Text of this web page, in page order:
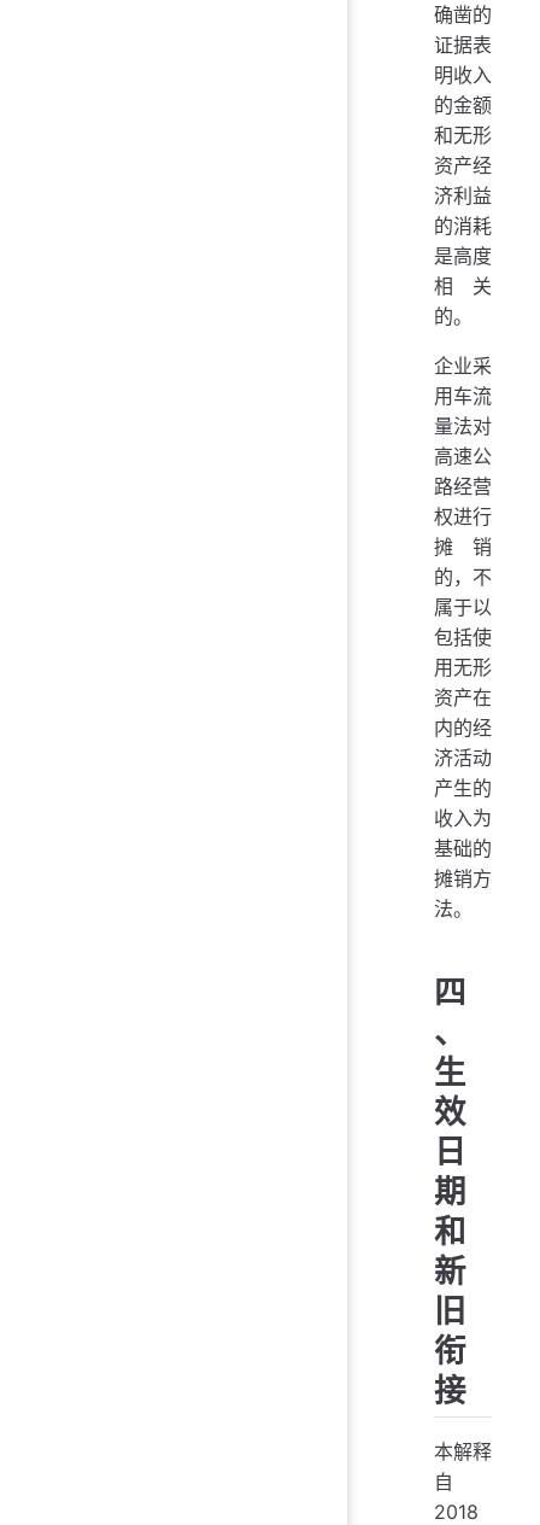
确凿的
证据表
明收入
的金额
和无形
资产经
济利益
的消耗
是高度
相关
的。
企业采
用车流
量法对
高速公
路经营
权进行
摊销
的，不
属于以
包括使
用无形
资产在
内的经
济活动
产生的
收入为
基础的
摊销方
法。
四
、
生
效
日
期
和
新
旧
衔
接
本解释
自
2018